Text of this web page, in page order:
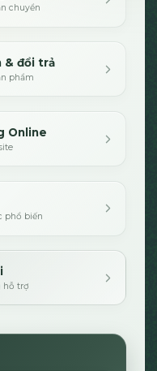
chuyển
& đổi trả
phẩm
Online
phổ biến
hỗ trợ